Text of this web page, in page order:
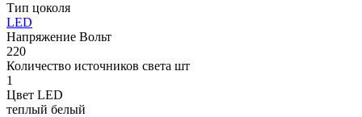
Тип цоколя
LED
Напряжение Вольт
220
Количество источников света шт
1
Цвет LED
теплый белый